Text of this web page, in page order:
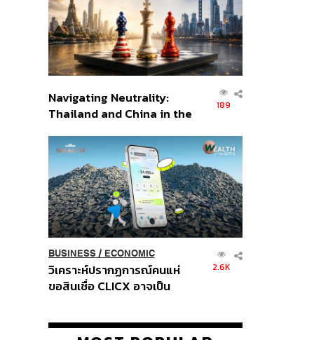
Navigating Neutrality:
Thailand and China in the
Order
189
BUSINESS/ ECONOMIC
วิเคราะห์ปรากฏการณ์คนแห่
ขอสินเชื่อ CLICX อาจเป็น
ปัญหาหนี้ครัวเรือนไทยที่ถูกซุก
2.6K